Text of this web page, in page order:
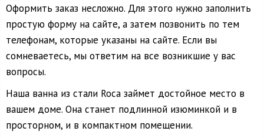
Оформить заказ несложно. Для этого нужно заполнить
простую форму на сайте, а затем позвонить по тем
телефонам, которые указаны на сайте. Если вы
сомневаетесь, мы ответим на все возникшие у вас
вопросы.
Наша ванна из стали Roca займет достойное место в
вашем доме. Она станет подлинной изюминкой и в
просторном, и в компактном помещении.